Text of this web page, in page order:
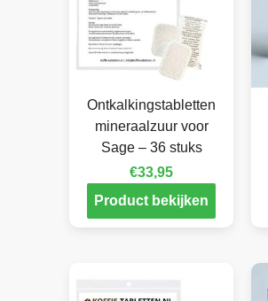
Ontkalkingstabletten
mineraalzuur voor
Sage – 36 stuks
€33,95
Product bekijken